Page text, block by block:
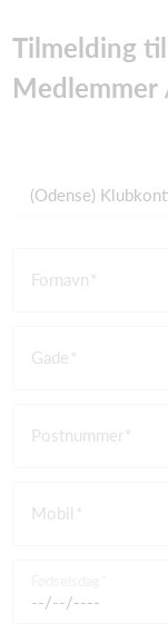
Tilmelding
Medlemmer
(Odense)
Fornavn
Gade
Postnummer
Mobil